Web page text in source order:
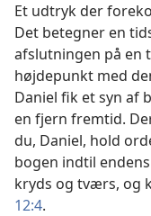
Et udtryk der
Det betegner en
afslutningen på en
højdepunkt med
Daniel fik et syn af
en fjern fremtid.
du, Daniel, hold
bogen indtil
kryds og tværs, og
12:4.